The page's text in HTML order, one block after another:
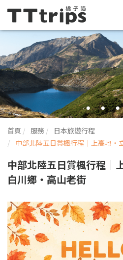
首頁 服務
日本旅遊行程
中部北陸五日賞楓行程｜上高地・
中部北陸五日賞楓行程｜
白川鄉・高山老街